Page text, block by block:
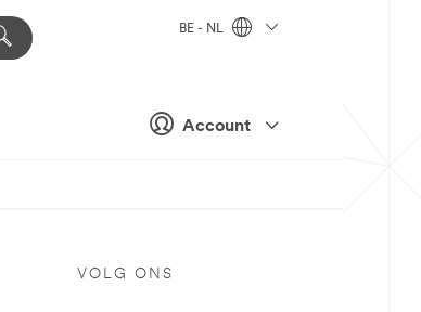
Account
BE - NL
VOLG ONS